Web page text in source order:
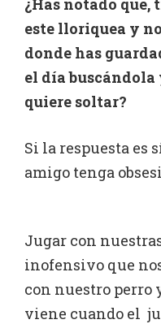
este lloriquea y
donde has
el día
quiere soltar?
Si la respuesta es
amigo tenga
Jugar con
inofensivo que
con nuestro perro
viene cuando el